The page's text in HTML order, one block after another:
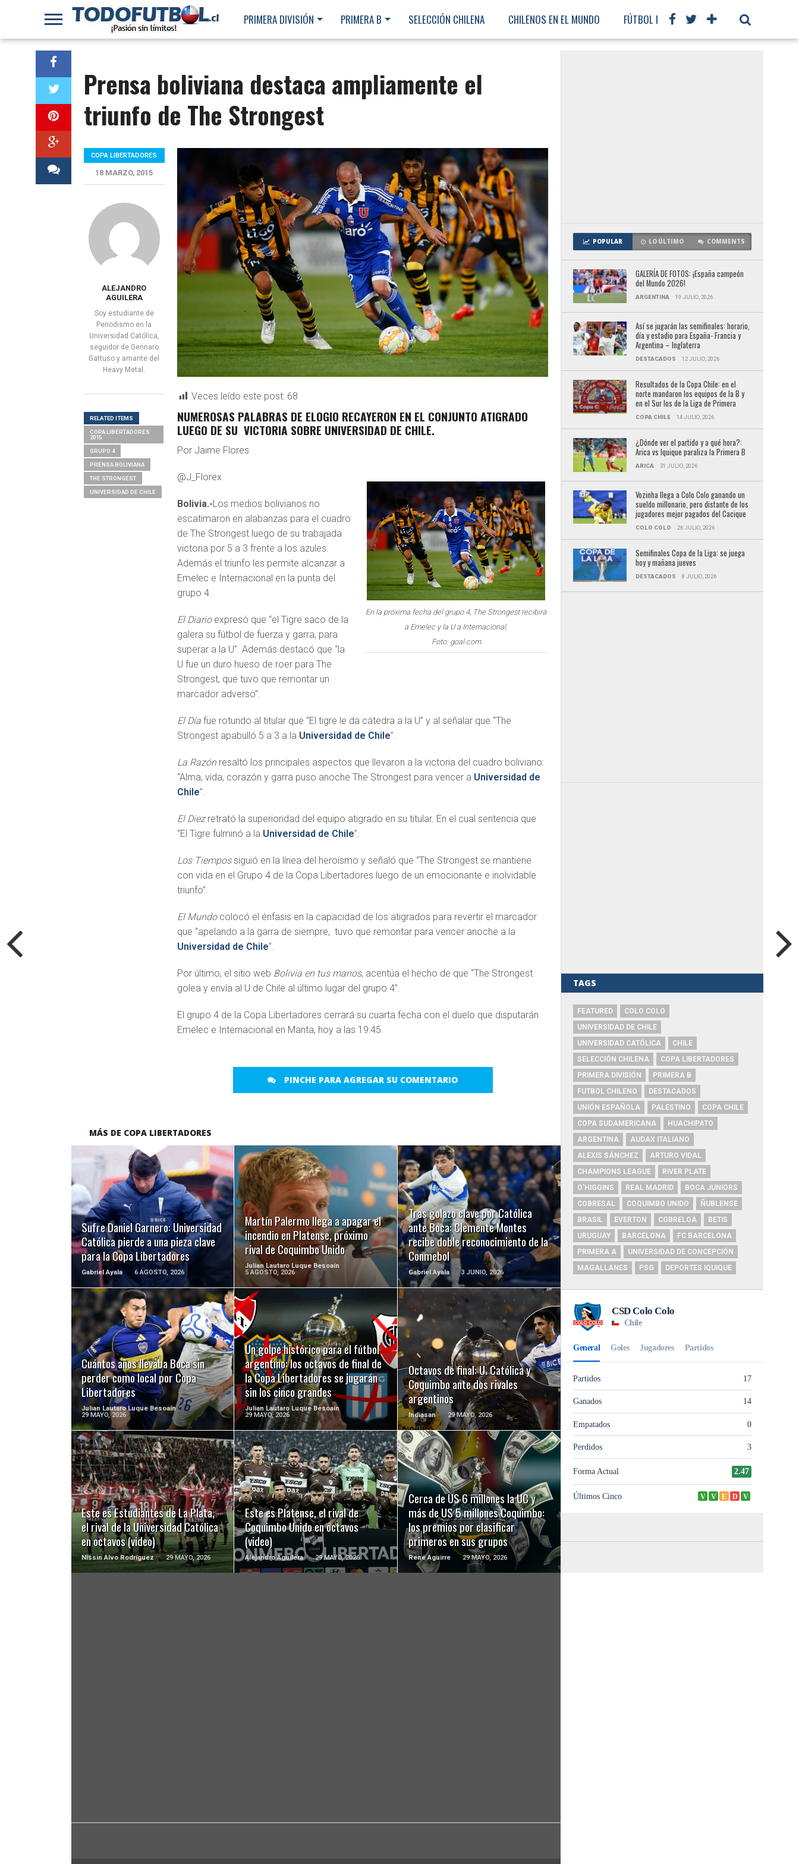
PRIMERA DIVISIÓN PRIMERA B SELECCIÓN CHILENA CHILENOS EN EL MUNDO FÚTBOL INTERNACIONAL
Prensa boliviana destaca ampliamente el
triunfo de The Strongest
Veces leído este post: 68
NUMEROSAS PALABRAS DE ELOGIO RECAYERON EN EL CONJUNTO ATIGRADO
LUEGO DE SU VICTORIA SOBRE UNIVERSIDAD DE CHILE.
Por Jaime Flores
En la próxima fecha del grupo 4, The Strongest recibirá
a Emelec y la U a Internacional.
Foto: goal.com
@J_Florex
Bolivia.-Los medios bolivianos no
escatimaron en alabanzas para el cuadro
de The Strongest luego de su trabajada
victoria por 5 a 3 frente a los azules.
Además el triunfo les permite alcanzar a
Emelec e Internacional en la punta del
grupo 4.
El Diarioexpresó que “el Tigre saco de la
galera su fútbol de fuerza y garra, para
superar a la U”. Además destacó que “la
U fue un duro hueso de roer para The
Strongest, que tuvo que remontar un
marcador adverso”.
El Día fue rotundo al titular que “El tigre le da cátedra a la U” y al señalar que “The
Strongest apabulló 5 a 3 a la Universidad de Chile”.
La Razón resaltó los principales aspectos que llevaron a la victoria del cuadro boliviano:
“Alma, vida, corazón y garra puso anoche The Strongest para vencer a Universidad de
Chile”.
El Diezretrató la superioridad del equipo atigrado en su titular. En el cual sentencia que
“El Tigre fulminó a la Universidad de Chile”.
Los Tiempossiguió en la línea del heroísmo y señaló que “The Strongest se mantiene
con vida en el Grupo 4 de la Copa Libertadores luego de un emocionante e inolvidable
triunfo”.
El Mundocolocó el énfasis en la capacidad de los atigrados para revertir el marcador
que “apelando a la garra de siempre, tuvo que remontar para vencer anoche a la
Universidad de Chile”.
Por último, el sitio web Bolivia en tus manos, acentúa el hecho de que “The Strongest
golea y envía al U de Chile al último lugar del grupo 4”.
El grupo 4 de la Copa Libertadores cerrará su cuarta fecha con el duelo que disputarán
Emelec e Internacional en Manta, hoy a las 19:45.
PINCHE PARA AGREGAR SU COMENTARIO
COPA LIBERTADORES
18 MARZO, 2015
ALEJANDRO
AGUILERA
Soy estudiante de
Periodismo en la
Universidad Católica,
seguidor de Gennaro
Gattuso y amante del
Heavy Metal.
RELATED ITEMS
COPA LIBERTADORES
2015
GRUPO 4
PRENSA BOLIVIANA
THE STRONGEST
UNIVERSIDAD DE CHILE
MÁS DE COPA LIBERTADORES
Sufre Daniel Garnero: Universidad
Católica pierde a una pieza clave
para la Copa Libertadores
Gabriel Ayala 6 AGOSTO, 2026
LEER MÁS
Martín Palermo llega a apagar el
incendio en Platense, próximo
rival de Coquimbo Unido
Julian Lautaro Luque Besoaín
5 AGOSTO, 2026
LEER MÁS
Tras golazo clave por Católica
ante Boca: Clemente Montes
recibe doble reconocimiento de la
Conmebol
Gabriel Ayala 3 JUNIO, 2026
LEER MÁS
Cuántos años llevaba Boca sin
perder como local por Copa
Libertadores
Julian Lautaro Luque Besoaín
29 MAYO, 2026
LEER MÁS
Un golpe histórico para el fútbol
argentino: los octavos de final de
la Copa Libertadores se jugarán
sin los cinco grandes
Julian Lautaro Luque Besoaín
29 MAYO, 2026
LEER MÁS
Octavos de final: U. Católica y
Coquimbo ante dos rivales
argentinos
Indiasan 29 MAYO, 2026
LEER MÁS
Este es Estudiantes de La Plata,
el rival de la Universidad Católica
en octavos (video)
Nissin Alvo Rodríguez 29 MAYO, 2026
LEER MÁS
Este es Platense, el rival de
Coquimbo Unido en octavos
(video)
Alejandro Aguilera 29 MAYO, 2026
LEER MÁS
Cerca de US 6 millones la UC y
más de US 5 millones Coquimbo:
los premios por clasificar
primeros en sus grupos
René Aguirre 29 MAYO, 2026
LEER MÁS
POPULAR LO ÚLTIMO COMMENTS
GALERÍA DE FOTOS: ¡España campeón
del Mundo 2026!
ARGENTINA 19 JULIO, 2026
Así se jugarán las semifinales: horario,
día y estadio para España- Francia y
Argentina – Inglaterra
DESTACADOS 12 JULIO, 2026
Resultados de la Copa Chile: en el
norte mandaron los equipos de la B y
en el Sur los de la Liga de Primera
COPA CHILE 14 JULIO, 2026
¿Dónde ver el partido y a qué hora?:
Arica vs Iquique paraliza la Primera B
ARICA 31 JULIO, 2026
Vozinha llega a Colo Colo ganando un
sueldo millonario, pero distante de los
jugadores mejor pagados del Cacique
COLO COLO 26 JULIO, 2026
Semifinales Copa de la Liga: se juega
hoy y mañana jueves
DESTACADOS 8 JULIO, 2026
TAGS
FEATURED
COLO COLO
UNIVERSIDAD DE CHILE
UNIVERSIDAD CATÓLICA
CHILE
SELECCIÓN CHILENA
COPA LIBERTADORES
PRIMERA DIVISIÓN
PRIMERA B
FUTBOL CHILENO
DESTACADOS
UNIÓN ESPAÑOLA
PALESTINO
COPA CHILE
COPA SUDAMERICANA
HUACHIPATO
ARGENTINA
AUDAX ITALIANO
ALEXIS SÁNCHEZ
ARTURO VIDAL
CHAMPIONS LEAGUE
RIVER PLATE
O'HIGGINS
REAL MADRID
BOCA JUNIORS
COBRESAL
COQUIMBO UNIDO
ÑUBLENSE
BRASIL
EVERTON COBRELOA
BETIS
URUGUAY
BARCELONA
FC BARCELONA
PRIMERA A
UNIVERSIDAD DE CONCEPCIÓN
MAGALLANES
PSG DEPORTES IQUIQUE